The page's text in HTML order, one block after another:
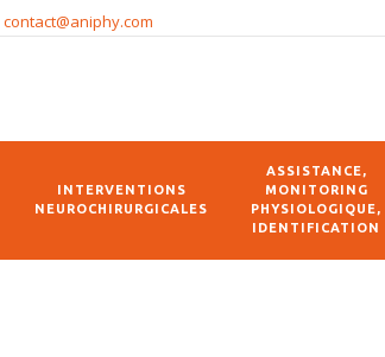
contact@aniphy.com
INTERVENTIONS
NEUROCHIRURGICALES
ASSISTANCE,
MONITORING
PHYSIOLOGIQUE,
IDENTIFICATION